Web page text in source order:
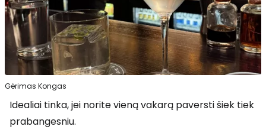
Gėrimas Kongas
Idealiai tinka, jei norite vieną vakarą paversti šiek tiek
prabangesniu.